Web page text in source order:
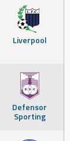
Liverpool
Defensor
Sporting